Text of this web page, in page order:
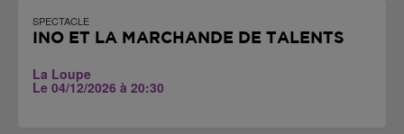
SPECTACLE
INO ET LA MARCHANDE DE TALENTS
La Loupe
Le 04/12/2026 à 20:30